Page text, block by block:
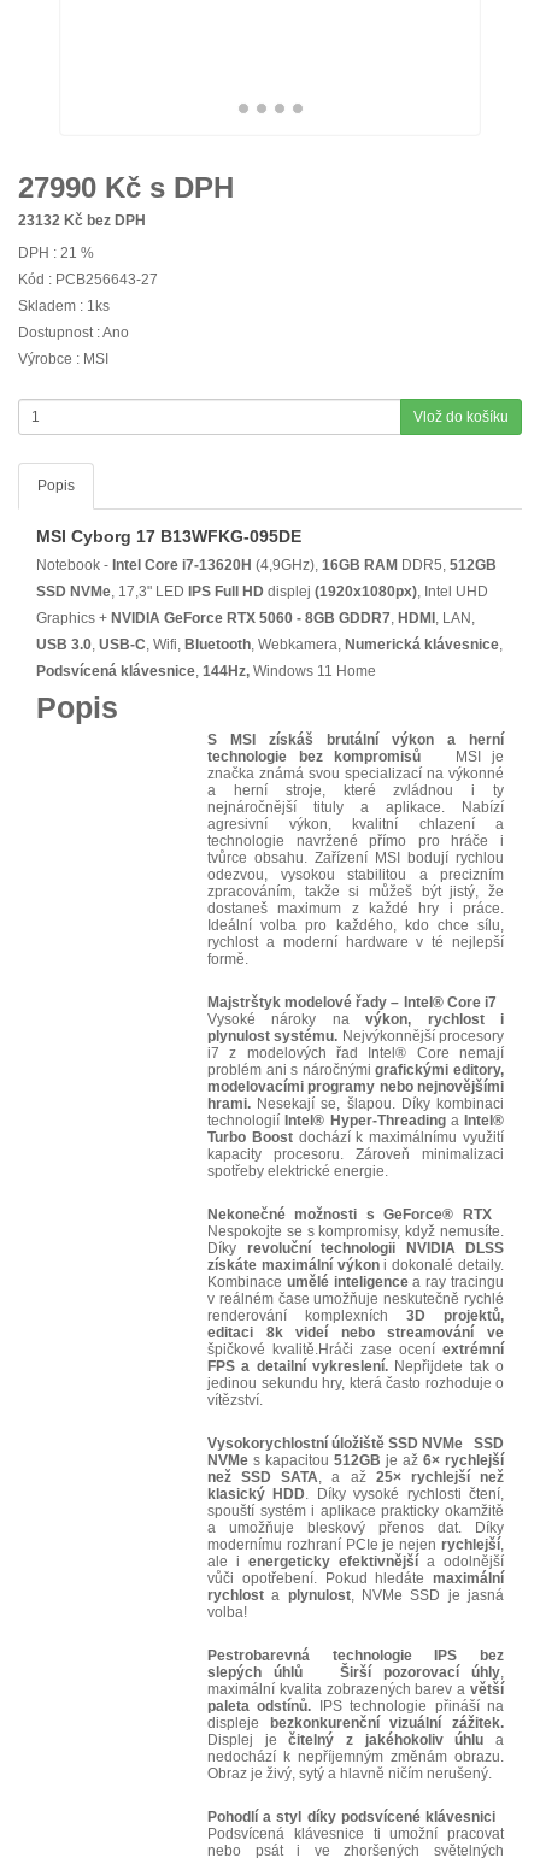
27990 Kč s DPH
23132 Kč bez DPH
DPH : 21 %
Kód : PCB256643-27
Skladem : 1ks
Dostupnost : Ano
Výrobce : MSI
Vlož do košíku
Popis
MSI Cyborg 17 B13WFKG-095DE
Notebook - Intel Core i7-13620H (4,9GHz), 16GB RAM DDR5, 512GB
SSD NVMe, 17,3" LED IPS Full HD displej (1920x1080px), Intel UHD
Graphics + NVIDIA GeForce RTX 5060 - 8GB GDDR7, HDMI , LAN,
USB 3.0, USB-C, Wifi, Bluetooth, Webkamera, Numerická klávesnice,
Podsvícená klávesnice, 144Hz, Windows 11 Home
Popis
S MSI získáš brutální výkon a herní
technologie bez kompromisů MSI je
značka známá svou specializací na výkonné
a herní stroje, které zvládnou i ty
nejnáročnější tituly a aplikace. Nabízí
agresivní výkon, kvalitní chlazení a
technologie navržené přímo pro hráče i
tvůrce obsahu. Zařízení MSI bodují rychlou
odezvou, vysokou stabilitou a precizním
zpracováním, takže si můžeš být jistý, že
dostaneš maximum z každé hry i práce.
Ideální volba pro každého, kdo chce sílu,
rychlost a moderní hardware v té nejlepší
formě.
Majstrštyk modelové řady – Intel® Core i7
Vysoké nároky navýkon, rychlost i
plynulost systému. Nejvýkonnější procesory
i7 z modelových řad Intel® Core nemají
problém ani s náročnýmigrafickými editory,
modelovacími programy nebo nejnovějšími
hrami. Nesekají se, šlapou. Díky kombinaci
technologií Intel® Hyper-Threadinga Intel®
Turbo Boostdochází k maximálnímu využití
kapacity procesoru. Zároveň minimalizaci
spotřeby elektrické energie.
Nekonečné možnosti s GeForce® RTX
Nespokojte se s kompromisy, když nemusíte.
Díky revoluční technologii NVIDIA DLSS
získáte maximální výkoni dokonalé detaily.
Kombinace umělé inteligencea ray tracingu
v reálném čase umožňuje neskutečně rychlé
renderování komplexních 3D projektů,
editaci 8k videí nebo streamování ve
špičkové kvalitě.Hráči zase ocení extrémní
FPS a detailní vykreslení. Nepřijdete tak o
jedinou sekundu hry, která často rozhoduje o
vítězství.
Vysokorychlostní úložiště SSD NVMe
SSD
NVMe s kapacitou 512GB je až 6× rychlejší
než SSD SATA, a až 25× rychlejší než
klasický HDD. Díky vysoké rychlosti čtení,
spouští systém i aplikace prakticky okamžitě
a umožňuje bleskový přenos dat. Díky
modernímu rozhraní PCIe je nejen rychlejší,
ale i energeticky efektivnější a odolnější
vůči opotřebení. Pokud hledáte maximální
rychlost a plynulost, NVMe SSD je jasná
volba!
Pestrobarevná technologie IPS bez
slepých úhlů
Širší pozorovací úhly,
maximální kvalita zobrazených barev a větší
paleta odstínů. IPS technologie přináší na
displeje
bezkonkurenční vizuální zážitek.
Displej ječitelný z jakéhokoliv úhlu a
nedochází k nepříjemným změnám obrazu.
Obraz je živý, sytý a hlavně ničím nerušený.
Pohodlí a styl díky podsvícené klávesnici
Podsvícená klávesnice ti umožní pracovat
nebo psát i ve zhoršených světelných